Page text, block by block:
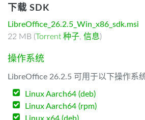
下载 SDK
LibreOffice_26.2.5_Win_x86_sdk.msi
22 MB (Torrent 种子, 信息)
操作系统
LibreOffice 26.2.5 可用于以下操作系
Linux Aarch64 (deb)
Linux Aarch64 (rpm)